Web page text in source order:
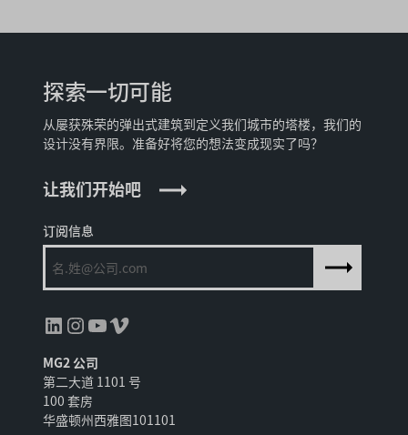
订阅信息
领英InstagramYouTube Vimeo
MG2 公司
第二大道 1101 号
100 套房
华盛顿州西雅图101101
探索一切可能
从屡获殊荣的弹出式建筑到定义我们城市的塔楼，我们的
设计没有界限。准备好将您的想法变成现实了吗？
让我们开始吧